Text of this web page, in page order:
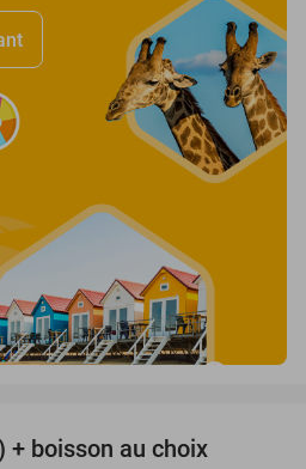
+ boisson au choix